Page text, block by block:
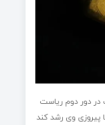
در دور دوم ریاست
پیروزی وی رشد کند